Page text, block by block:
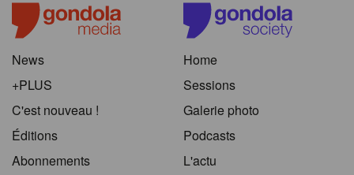
News
+PLUS
C'est nouveau !
Éditions
Abonnements
Home
Sessions
Galerie photo
Podcasts
L'actu